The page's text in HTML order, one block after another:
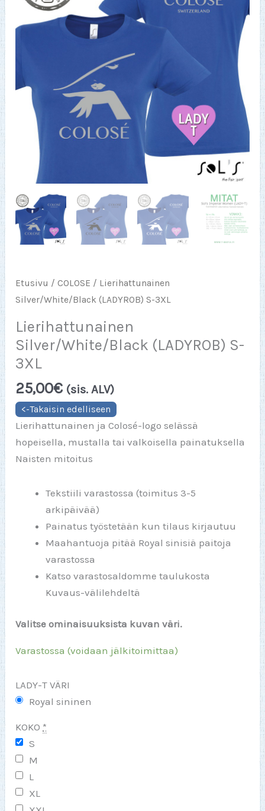
Etusivu /COLOSE / Lierihattunainen
Silver/White/Black (LADYROB) S-3XL
Lierihattunainen
Silver/White/Black (LADYROB) S-
3XL
25,00€ (sis. ALV)
Lierihattunainen ja Colosé-logo selässä
hopeisella, mustalla tai valkoisella painatuksella
Naisten mitoitus
Tekstiili varastossa (toimitus 3-5
arkipäivää)
Painatus työstetään kun tilaus kirjautuu
Maahantuoja pitää Royal sinisiä paitoja
varastossa
Katso varastosaldomme taulukosta
Kuvaus-välilehdeltä
Valitse ominaisuuksista kuvan väri.
Varastossa (voidaan jälkitoimittaa)
LADY-T VÄRI
Royal sininen
KOKO *
S
M
L
XL